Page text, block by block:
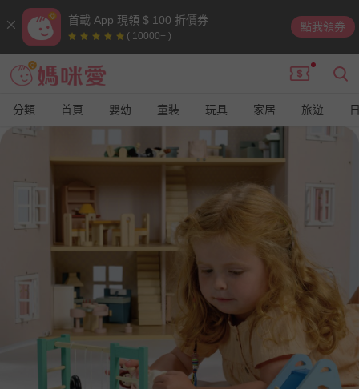
首載 App 現領 $ 100 折價券
( 10000+ )
點我領券
分類 首頁 嬰幼 童裝 玩具 家居 旅遊